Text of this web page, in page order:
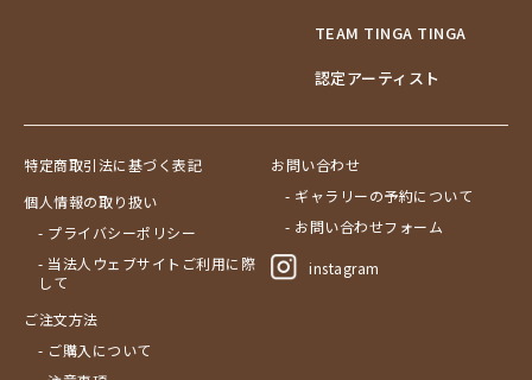
TEAM TINGA TINGA
認定アーティスト
特定商取引法に基づく表記
個人情報の取り扱い
- プライバシーポリシー
- 当法人ウェブサイトご利用に際
して
ご注文方法
- ご購入について
お問い合わせ
- ギャラリーの予約について
- お問い合わせフォーム
instagram